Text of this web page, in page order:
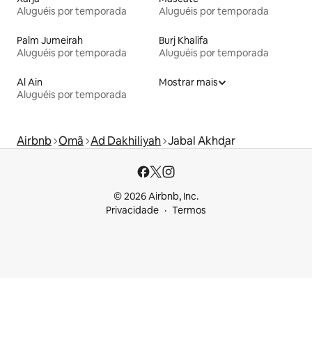
Aluguéis por temporada
Aluguéis por temporada
Palm Jumeirah
Aluguéis por temporada
Burj Khalifa
Aluguéis por temporada
Al Ain
Aluguéis por temporada
Mostrar mais
Airbnb Omã Ad Dakhiliyah Jabal Akhḑar
© 2026 Airbnb, Inc.
Privacidade
Termos